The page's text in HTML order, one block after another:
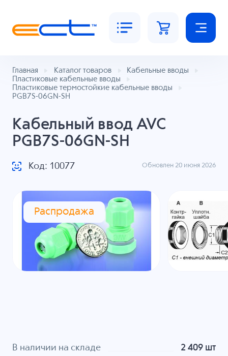
Главная Каталог товаров
Кабельные вводы
Пластиковые кабельные вводы
Пластиковые термостойкие кабельные вводы
PGB7S-06GN-SH
Кабельный ввод AVC
PGB7S-06GN-SH
Код: 10077 Обновлен 20 июня 2026
Распродажа
В наличии на складе 2 409 шт